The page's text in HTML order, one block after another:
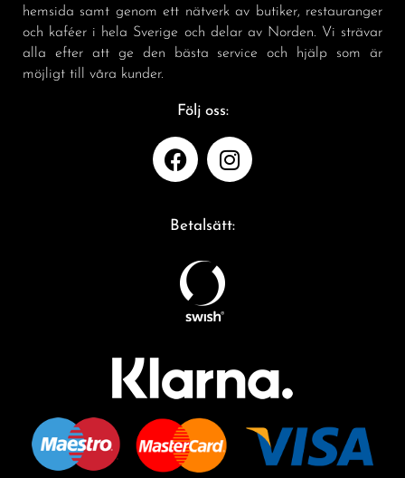
hemsida samt genom ett nätverk av butiker, restauranger
och kaféer i hela Sverige och delar av Norden. Vi strävar
alla efter att ge den bästa service och hjälp som är
möjligt till våra kunder.
Följ oss:
Betalsätt: